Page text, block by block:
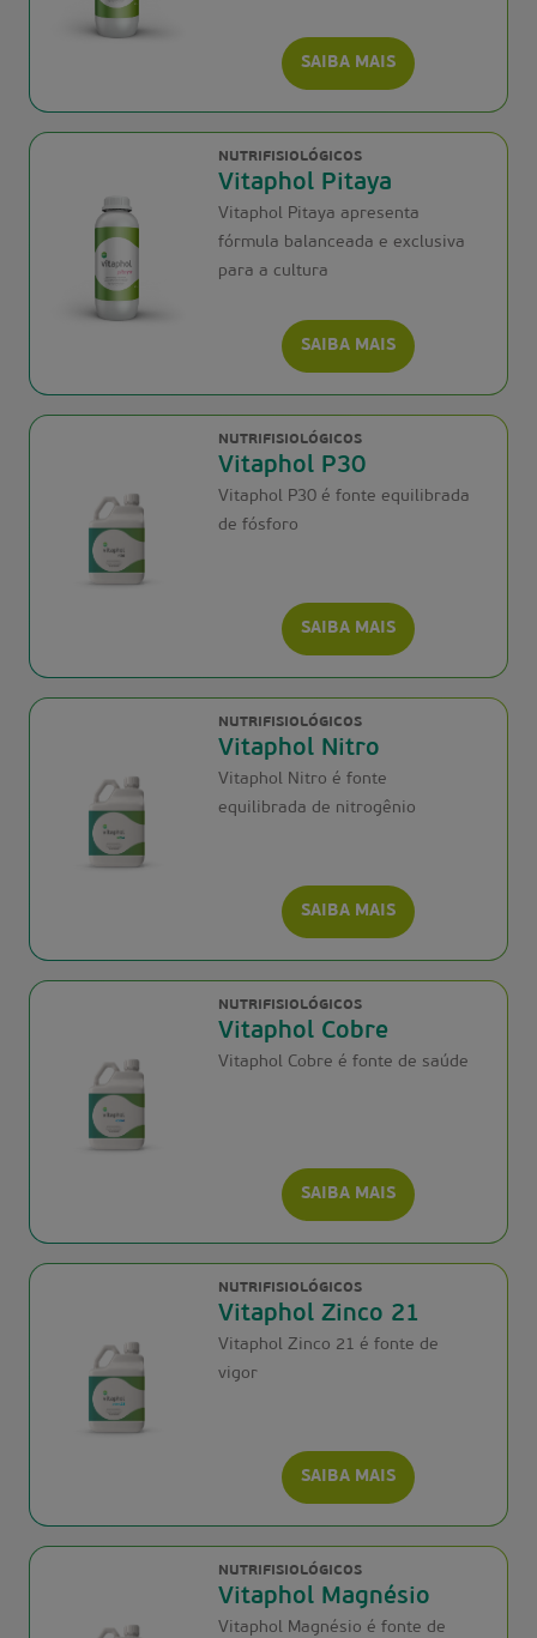
SAIBA MAIS
NUTRIFISIOLÓGICOS
Vitaphol Pitaya
Vitaphol Pitaya apresenta
fórmula balanceada e exclusiva
para a cultura
SAIBA MAIS
NUTRIFISIOLÓGICOS
Vitaphol P30
Vitaphol P30 é fonte equilibrada
de fósforo
SAIBA MAIS
NUTRIFISIOLÓGICOS
Vitaphol Nitro
Vitaphol Nitro é fonte
equilibrada de nitrogênio
SAIBA MAIS
NUTRIFISIOLÓGICOS
Vitaphol Cobre
Vitaphol Cobre é fonte de saúde
SAIBA MAIS
NUTRIFISIOLÓGICOS
Vitaphol Zinco 21
Vitaphol Zinco 21 é fonte de
vigor
SAIBA MAIS
NUTRIFISIOLÓGICOS
Vitaphol Magnésio
Vitaphol Magnésio é fonte de